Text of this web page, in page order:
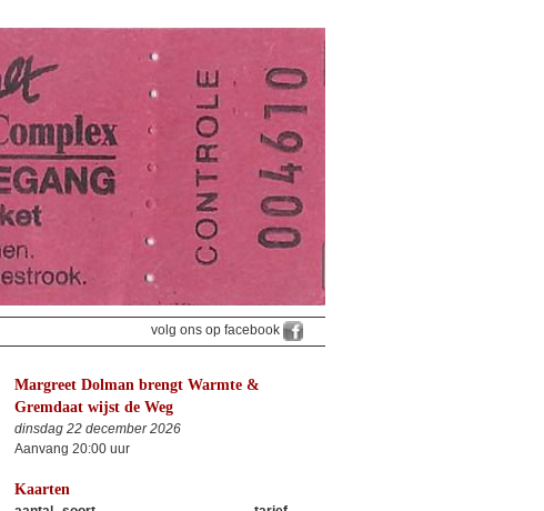
volg ons op facebook
Margreet Dolman brengt Warmte &
Gremdaat wijst de Weg
dinsdag 22 december 2026
Aanvang 20:00 uur
Kaarten